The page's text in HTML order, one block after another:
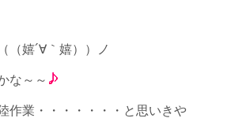
（嬉´∀｀嬉））ノ
な～～
作業・・・・・・・と思いきや